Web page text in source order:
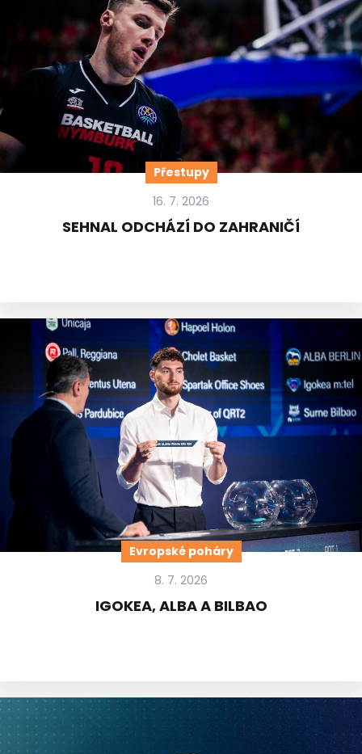
Přestupy
16. 7. 2026
SEHNAL ODCHÁZÍ DO ZAHRANIČÍ
Evropské poháry
8. 7. 2026
IGOKEA, ALBA A BILBAO